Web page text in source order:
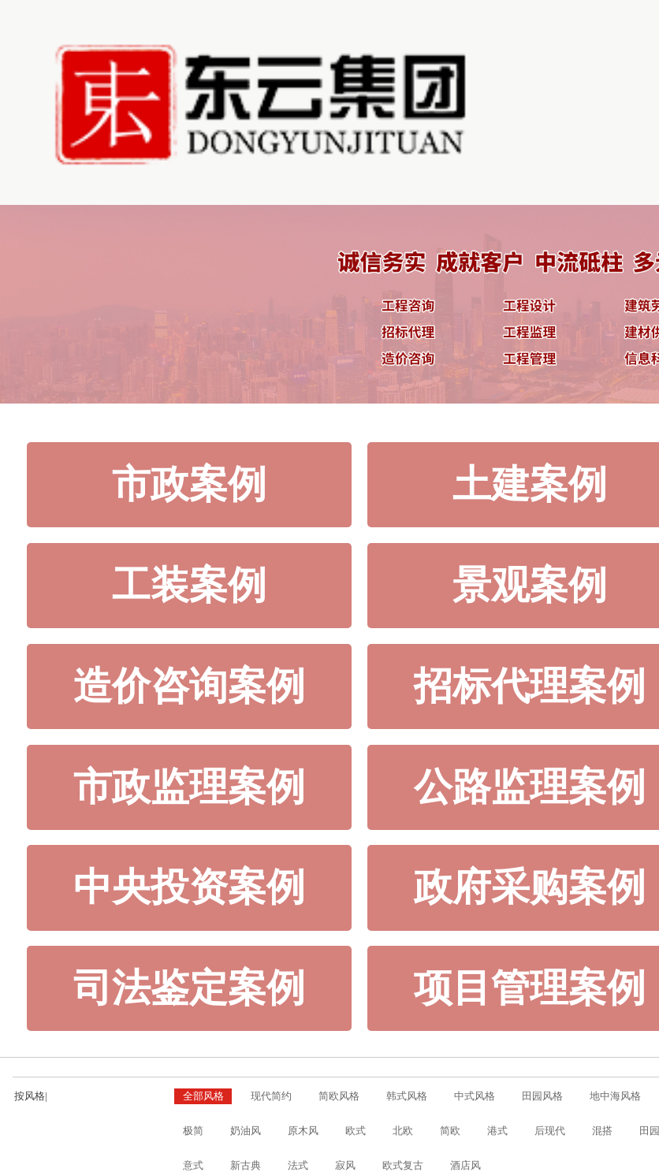
市政案例 土建案例
工装案例 景观案例
造价咨询案例 招标代理案例
市政监理案例 公路监理案例
中央投资案例 政府采购案例
司法鉴定案例 项目管理案例
按风格| 全部风格 现代简约 简欧风格 韩式风格 中式风格 田园风格 地中海风格
极简 奶油风 原木风 欧式 北欧 简欧 港式 后现代 混搭 田园
意式 新古典 法式 寂风 欧式复古 酒店风